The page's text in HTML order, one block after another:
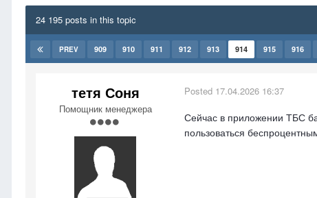
24 195 posts in this topic
PREV 909 910 911 912 913 914 915 916
тетя Соня
Помощник менеджера
Posted 17.04.2026 16:37
Сейчас в приложении ТБС
пользоваться